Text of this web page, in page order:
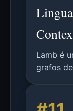
Lamb é
grafos